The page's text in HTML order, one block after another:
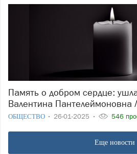
Память о добром сердце: ушла из жизни
Валентина Пантелеймоновна
ОБЩЕСТВО 26-01-2025 546
Еще новости